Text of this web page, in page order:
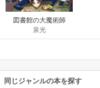
図書館の大魔術師
泉光
同じジャンルの本を探す